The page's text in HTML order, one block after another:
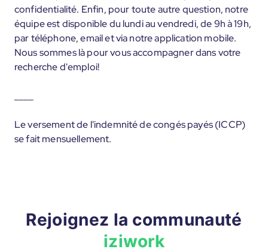
confidentialité. Enfin, pour toute autre question, notre
équipe est disponible du lundi au vendredi, de 9h à 19h,
par téléphone, email et via notre application mobile.
Nous sommes là pour vous accompagner dans votre
recherche d'emploi!
Le versement de l'indemnité de congés payés (ICCP)
se fait mensuellement.
Rejoignez la communauté
iziwork